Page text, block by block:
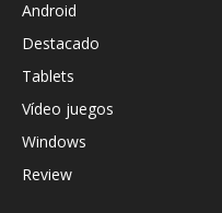
Android
Destacado
Tablets
Vídeo juegos
Windows
Review